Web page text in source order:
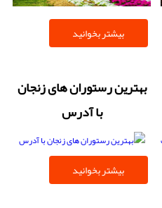
بیشتر بخوانید
بهترین رستوران های زنجان
با آدرس
بیشتر بخوانید